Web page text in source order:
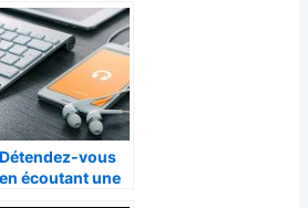
crise sanitaire ?
Détendez-vous
en écoutant une